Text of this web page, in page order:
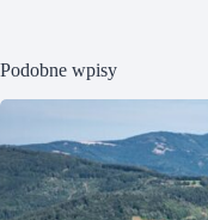
Podobne wpisy